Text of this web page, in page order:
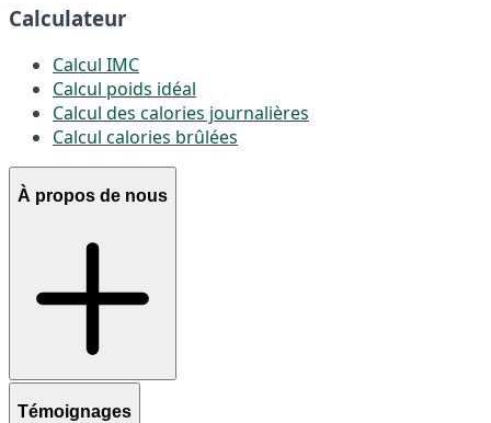
Calculateur
Calcul IMC
Calcul poids idéal
Calcul des calories journalières
Calcul calories brûlées
À propos de nous
Témoignages